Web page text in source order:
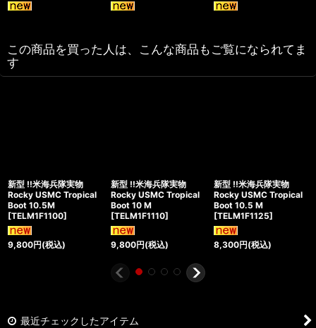
この商品を買った人は、こんな商品もご覧になられてま
す
新型 !!米海兵隊実物
Rocky USMC Tropical
Boot 10.5M
[TELM1F1100]
9,800円(税込)
新型 !!米海兵隊実物
Rocky USMC Tropical
Boot 10 M
[TELM1F1110]
9,800円(税込)
新型 !!米海兵隊実物
Rocky USMC Tropical
Boot 10.5 M
[TELM1F1125]
8,300円(税込)
最近チェックしたアイテム